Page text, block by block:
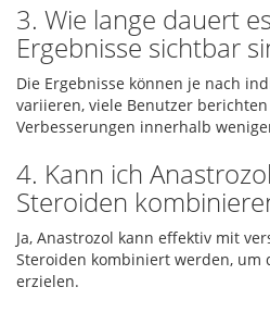
3. Wie lange dauert
Ergebnisse sichtbar
Die Ergebnisse können je nach
variieren, viele Benutzer
Verbesserungen innerhalb
4. Kann ich
Steroiden
Ja, Anastrozol kann effektiv mit
Steroiden kombiniert werden, um
erzielen.